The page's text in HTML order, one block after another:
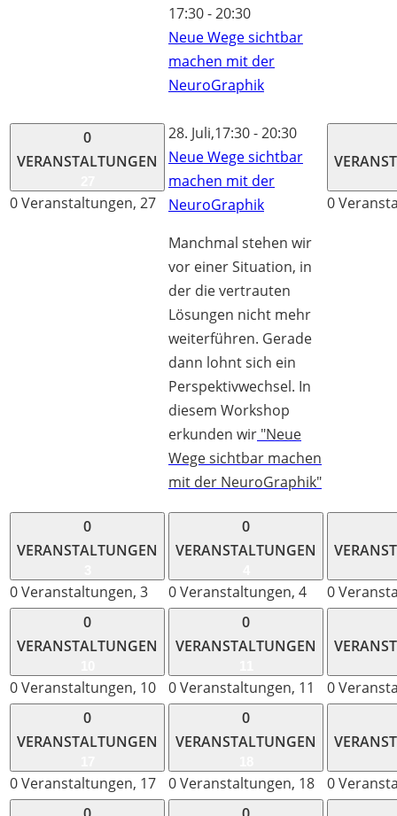
0
VERANSTALTUNGEN
0 Veranstaltungen, 27
17:30-20:30
Neue Wege sichtbar
machen mit der
NeuroGraphik
28. Juli,17:30-20:30
Neue Wege sichtbar
machen mit der
NeuroGraphik
Manchmal stehen wir
vor einer Situation, in
der die vertrauten
Lösungen nicht mehr
weiterführen. Gerade
dann lohnt sich ein
Perspektivwechsel. In
diesem Workshop
erkunden wir "Neue
Wege sichtbar machen
mit der NeuroGraphik"
0
0
VERANSTALTUNGEN
0 Veranstaltungen, 3
0
VERANSTALTUNGEN
0 Veranstaltungen, 4
0
0
VERANSTALTUNGEN
0 Veranstaltungen, 10
0
VERANSTALTUNGEN
0 Veranstaltungen, 11
0
0
VERANSTALTUNGEN
0 Veranstaltungen, 17
0
VERANSTALTUNGEN
0 Veranstaltungen, 18
0